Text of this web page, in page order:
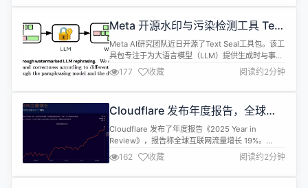
的资深从业者，也是见证过无数人职业起落的...
Meta 开源水印与污染检测工具 Text
Seal
Meta AI研究团队近日开源了Text Seal工具包。该工
具包专注于为大语言模型（LLM）提供生成时与事后
两种文本水印方案，并可检测因基准数据被污染所产
生的“水印放射性”信号。 具体而言，Text Seal是
Meta Seal多模态开源水印框架的一部分，旨在提供
括：实施事后水印，即利用LLM对现有文本...
177 收藏 阅读约2分钟
Cloudflare 发布年度报告，全球互
联网流量增长 19%
Cloudflare 发布了年度报告《2025 Year in
Review》，报告称全球互联网流量增长 19%。
2025 年，生成式 AI 继续保持迅猛发展势头，
Claude、Perplexity 和 Gemini 已成为 ChatGPT
的主要竞争对手。在社交媒体领域，继 Facebook、
162 收藏 阅读约2分钟